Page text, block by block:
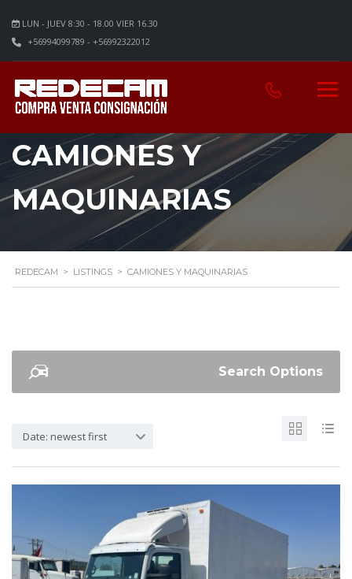
LUN - JUEV 8:30 - 18.00 VIER 16.30
+56994099789 - +56992322012
CAMIONES Y
MAQUINARIAS
REDECAM > LISTINGS > CAMIONES Y MAQUINARIAS
Search Options
Date: newest first